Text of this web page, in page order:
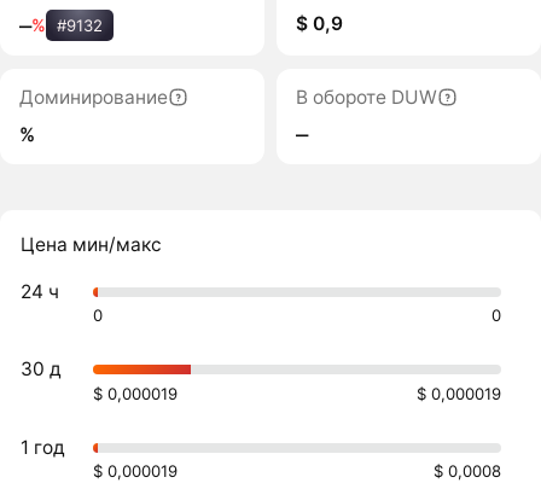
‒% #9132
$ 0,9
Доминирование
%
В обороте DUW
‒
Цена мин/макс
24 ч
0 0
30 д
$ 0,000019 $ 0,000019
1 год
$ 0,000019 $ 0,0008